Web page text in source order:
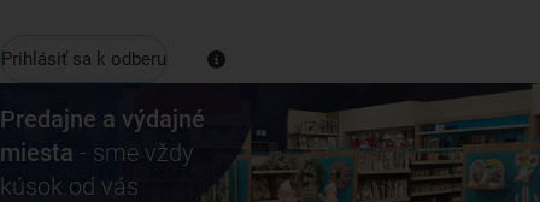
Prihlásiť sa k odberu
Predajne a výdajné
miesta - sme vždy
kúsok od vás